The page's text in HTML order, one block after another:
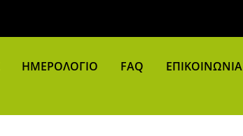
ΗΜΕΡΟΛΟΓΙΟ FAQ ΕΠΙΚΟΙΝΩΝΙΑ